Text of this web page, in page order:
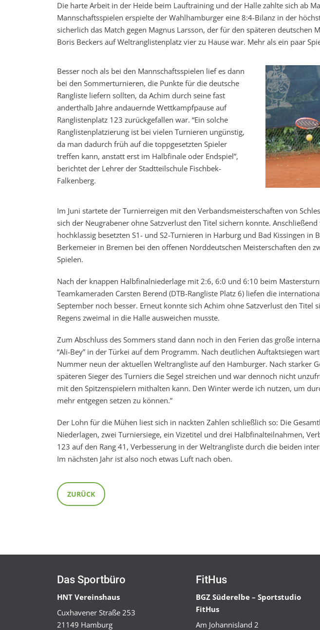
Die harte Arbeit in der Heide beim Lauftraining und der Halle zahlte sich ab
Mannschaftsspielen erspielte der Wahlhamburger eine 8:4-Bilanz in der
sicherlich das Match gegen Magnus Larsson, der für den späteren deutschen
Boris Beckers auf Weltranglistenplatz vier zu Hause war. Mehr als ein paar
Besser noch als bei den Mannschaftsspielen lief es dann
bei den Sommerturnieren, die Punkte für die deutsche
Rangliste liefern sollten, da Achim durch seine fast
anderthalb Jahre andauernde Wettkampfpause auf
Ranglistenplatz 123 zurückgefallen war. “Ein solche
Ranglistenplatzierung ist bei vielen Turnieren ungünstig,
da man dadurch früh auf die toppgesetzten Spieler
treffen kann, anstatt erst im Halbfinale oder Endspiel”,
berichtet der Lehrer der Stadtteilschule Fischbek-
Falkenberg.
Im Juni startete der Turnierreigen mit den Verbandsmeisterschaften von
sich der Neugrabener ohne Satzverlust den Titel sichern konnte.
hochklassig besetzten S1- und S2-Turnieren in Harburg und Bad Kissingen in
Berkemeier in Bremen bei den offenen Norddeutschen Meisterschaften den
Spielen.
Nach der knappen Halbfinalniederlage mit 2:6, 6:0 und 6:10 beim
Teamkameraden Carsten Berend (DTB-Rangliste Platz 6) liefen die
September noch besser. Erneut konnte sich Achim ohne Satzverlust den Titel
Regens zweimal in die Halle ausweichen musste.
Zum Abschluss des Sommers stand dann noch in den Ferien das große
“Ali-Bey” in der Türkei auf dem Programm. Nach deutlichen Auftaktsiegen
Nummer neun der aktuellen Weltrangliste auf den Hamburger. Nach starker
späteren Sieger des Turniers die Segel streichen und war dennoch nicht
mit den Spitzenspielern mithalten kann. Den Winter werde ich nutzen, um
mehr entgegen setzen zu können.”
Der Lohn für die Mühen liest sich in nackten Zahlen schließlich so: Die
Niederlagen, zwei Turniersiege, ein Vizetitel und drei Halbfinalteilnahmen,
123 auf den Rang 41, Verbesserung in der Weltrangliste durch die beiden
Im nächsten Jahr ist also noch etwas Luft nach oben.
ZURÜCK
Das Sportbüro
HNT Vereinshaus
Cuxhavener Straße 253
21149 Hamburg
FitHus
BGZ Süderelbe – Sportstudio
FitHus
Am Johannisland 2